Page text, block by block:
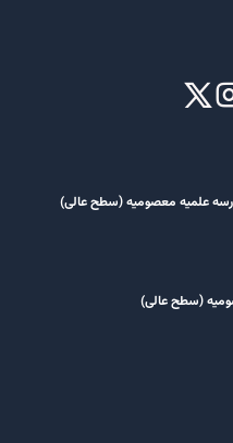
علمیه معصومیه‌ (سطح عالی)
(سطح عالی)